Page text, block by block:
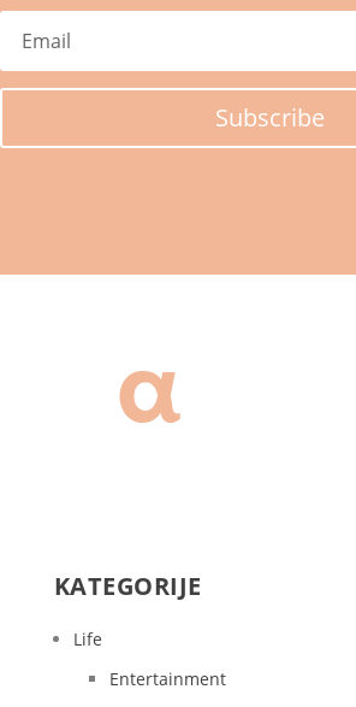
Subscribe
KATEGORIJE
Life
Entertainment